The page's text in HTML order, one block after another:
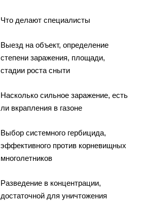
Что делают специалисты
Выезд на объект, определение
степени заражения, площади,
стадии роста сныти
Насколько сильное заражение, есть
ли вкрапления в газоне
Выбор системного гербицида,
эффективного против корневищных
многолетников
Разведение в концентрации,
достаточной для уничтожения